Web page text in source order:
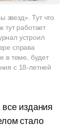
звезд». Тут что
тут работает
устроил
справа
в теме, будет
с 18-летней
издания
стало